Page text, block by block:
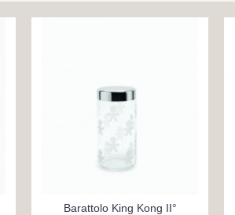
Barattolo King Kong II°